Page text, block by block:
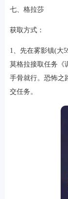
七、格拉莎
获取方式：
1、先在雾影镇(大
莫格拉接取任务《
手骨就行。恐怖之
交任务。